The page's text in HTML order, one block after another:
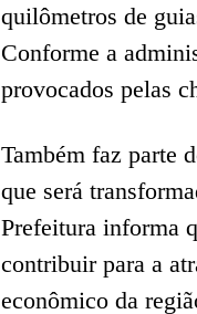
quilômetros de
Conforme a
provocados pelas
Também faz parte
que será
Prefeitura informa
contribuir para a
econômico da